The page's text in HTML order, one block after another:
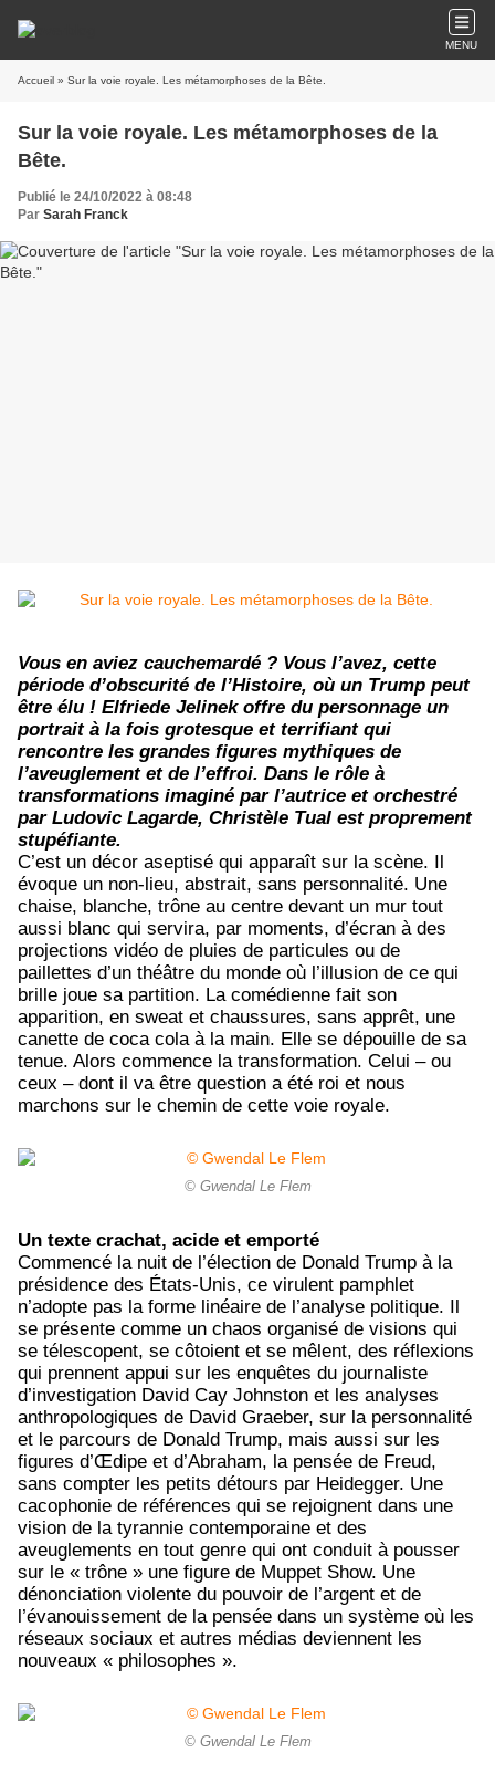
MENU
Accueil » Sur la voie royale. Les métamorphoses de la Bête.
Sur la voie royale. Les métamorphoses de la
Bête.
Publié le 24/10/2022 à 08:48
Par Sarah Franck
Vous en aviez cauchemardé ? Vous l’avez, cette
période d’obscurité de l’Histoire, où un Trump peut
être élu ! Elfriede Jelinek offre du personnage un
portrait à la fois grotesque et terrifiant qui
rencontre les grandes figures mythiques de
l’aveuglement et de l’effroi. Dans le rôle à
transformations imaginé par l’autrice et orchestré
par Ludovic Lagarde, Christèle Tual est proprement
stupéfiante.
C’est un décor aseptisé qui apparaît sur la scène. Il
évoque un non-lieu, abstrait, sans personnalité. Une
chaise, blanche, trône au centre devant un mur tout
aussi blanc qui servira, par moments, d’écran à des
projections vidéo de pluies de particules ou de
paillettes d’un théâtre du monde où l’illusion de ce qui
brille joue sa partition. La comédienne fait son
apparition, en sweat et chaussures, sans apprêt, une
canette de coca cola à la main. Elle se dépouille de sa
tenue. Alors commence la transformation. Celui – ou
ceux – dont il va être question a été roi et nous
marchons sur le chemin de cette voie royale.
© Gwendal Le Flem
Un texte crachat, acide et emporté
Commencé la nuit de l’élection de Donald Trump à la
présidence des États-Unis, ce virulent pamphlet
n’adopte pas la forme linéaire de l’analyse politique. Il
se présente comme un chaos organisé de visions qui
se télescopent, se côtoient et se mêlent, des réflexions
qui prennent appui sur les enquêtes du journaliste
d’investigation David Cay Johnston et les analyses
anthropologiques de David Graeber, sur la personnalité
et le parcours de Donald Trump, mais aussi sur les
figures d’Œdipe et d’Abraham, la pensée de Freud,
sans compter les petits détours par Heidegger. Une
cacophonie de références qui se rejoignent dans une
vision de la tyrannie contemporaine et des
aveuglements en tout genre qui ont conduit à pousser
sur le « trône » une figure de Muppet Show. Une
dénonciation violente du pouvoir de l’argent et de
l’évanouissement de la pensée dans un système où les
réseaux sociaux et autres médias deviennent les
nouveaux « philosophes ».
© Gwendal Le Flem